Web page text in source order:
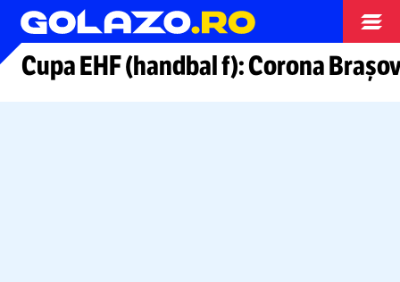
Arhiva
​Cupa EHF (handbal f): Corona